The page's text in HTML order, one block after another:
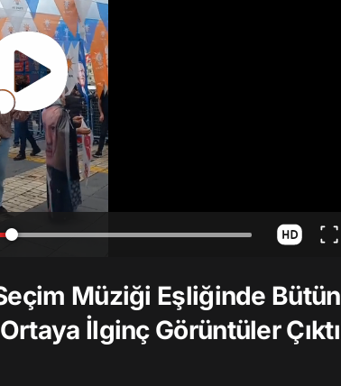
Müziği Eşliğinde Bütün
İlginç Görüntüler Çıktı